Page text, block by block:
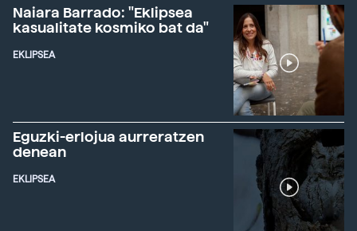
Naiara Barrado: "Eklipsea
kasualitate kosmiko bat da"
EKLIPSEA
Eguzki-erlojua aurreratzen
denean
EKLIPSEA